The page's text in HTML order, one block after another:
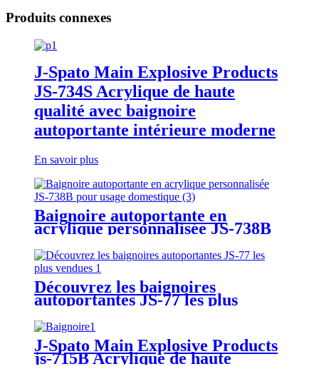
Produits connexes
J-Spato Main Explosive Products
JS-734S Acrylique de haute
qualité avec baignoire
autoportante intérieure moderne
En savoir plus
Baignoire autoportante en
acrylique personnalisée JS-738B
Découvrez les baignoires
autoportantes JS-77 les plus
J-Spato Main Explosive Products
js-715B Acrylique de haute